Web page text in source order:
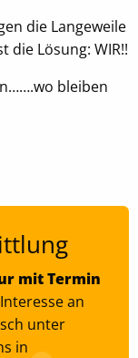
die Langeweile
Lösung: WIR!!
bleiben
mit Termin
an
unter
in